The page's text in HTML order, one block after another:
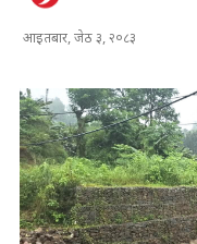
आइतबार, जेठ ३, २०८३